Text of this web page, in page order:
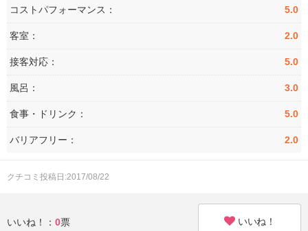
コストパフォーマンス： 5.0
客室： 2.0
接客対応： 5.0
風呂： 3.0
食事・ドリンク： 5.0
バリアフリー： 2.0
クチコミ投稿日:2017/08/22
いいね！： 0票 いいね！